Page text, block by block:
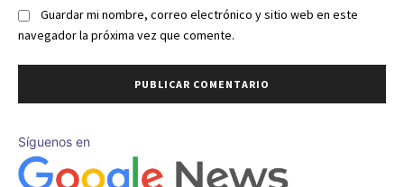
Guardar mi nombre, correo electrónico y sitio web en este
navegador la próxima vez que comente.
Síguenos en